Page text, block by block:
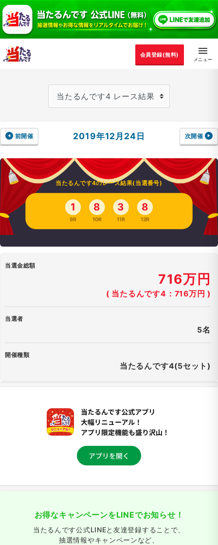
会員登録(無料)
前開催 2019年12月24日 次開催
当たるんです4のレース結果(当選番号)
1
9R
8
10R
3
11R
8
12R
当選金総額
716万円
( 当たるんです4：716万円 )
当選者
5名
開催種類
当たるんです4(5セット)
お得なキャンペーンをLINEでお知らせ！
当たるんです公式LINEと友達登録することで、
抽選情報やキャンペーンなど、